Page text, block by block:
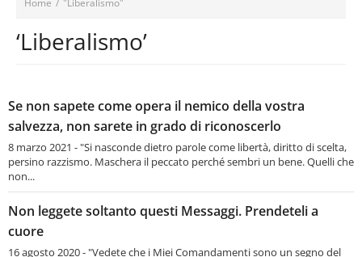
‘Liberalismo’
Se non sapete come opera il nemico della vostra
salvezza, non sarete in grado di riconoscerlo
8 marzo 2021 - "Si nasconde dietro parole come libertà, diritto di scelta,
persino razzismo. Maschera il peccato perché sembri un bene. Quelli che
non...
Non leggete soltanto questi Messaggi. Prendeteli a
cuore
16 agosto 2020 - "Vedete che i Miei Comandamenti sono un segno del